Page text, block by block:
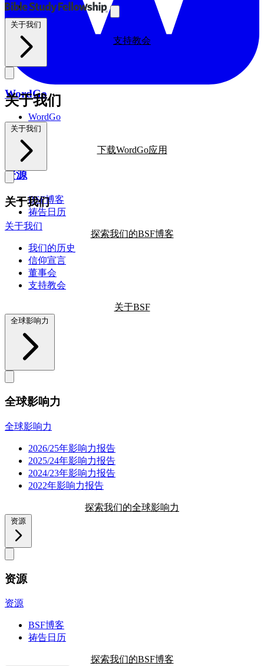
WordGo
WordGo
课程
下载WordGo应用
资源
BSF博客
祷告日历
探索我们的BSF博客
义工
支持教会
支持教会
关于我们
关于我们
关于我们
关于我们
关于我们
我们的历史
信仰宣言
董事会
支持教会
关于BSF
全球影响力
全球影响力
全球影响力
2026/25年影响力报告
2025/24年影响力报告
2024/23年影响力报告
2022年影响力报告
探索我们的全球影响力
资源
资源
资源
BSF博客
祷告日历
探索我们的BSF博客